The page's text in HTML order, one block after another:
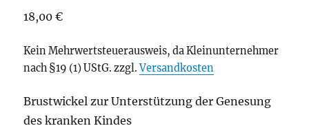
18,00€
Kein Mehrwertsteuerausweis, da Kleinunternehmer
nach §19 (1) UStG. zzgl.Versandkosten
Brustwickel zur Unterstützung der Genesung
des kranken Kindes